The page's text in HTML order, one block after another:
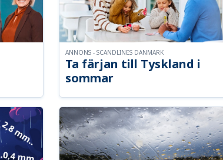
Ta färjan till Tyskland i
sommar
ANNONS - SCANDLINES DANMARK